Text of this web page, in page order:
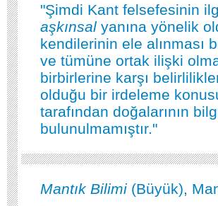
"Şimdi Kant felsefesinin
aşkınsal yanına yönelik
kendilerinin ele alınması
ve tümüne ortak ilişki
birbirlerine karşı
olduğu bir irdeleme
tarafından doğalarının
bulunulmamıştır."
Mantık Bilimi (Büyük),